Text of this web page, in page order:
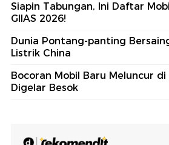
Siapin Tabungan, Ini Daftar
GIIAS 2026!
Dunia Pontang-panting
Listrik China
Bocoran Mobil Baru Meluncur di
Digelar Besok